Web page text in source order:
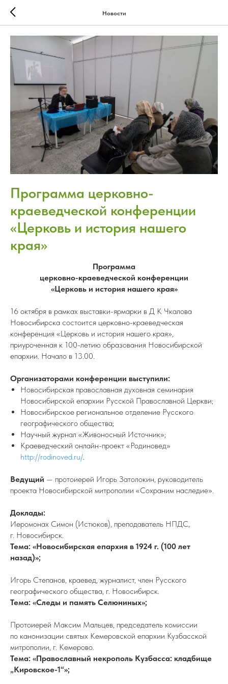
Новости
Программа церковно-
краеведческой конференции
«Церковь и история нашего
края»
Программа
церковно-краеведческой конференции
«Церковь и история нашего края»
16 октября в рамках выставки-ярмарки в Д К Чкалова
Новосибирска состоится церковно-краеведческая
конференция «Церковь и история нашего края»,
приуроченная к 100-летию образования Новосибирской
епархии. Начало в 13.00.
Организаторами конференции выступили:
Новосибирская православная духовная семинария
Новосибирской епархии Русской Православной Церкви;
Новосибирское региональное отделение Русского
географического общества;
Научный журнал «Живоносный Источник»;
Краеведческий онлайн-проект «Родиновед»
http://rodinoved.ru/.
Ведущий — протоиерей Игорь Затолокин, руководитель
проекта Новосибирской митрополии «Сохраним наследие».
Доклады:
Иеромонах Симон (Истюков), преподаватель НПДС,
г. Новосибирск.
Тема: «Новосибирская епархия в 1924 г. (100 лет
назад)»;
Игорь Степанов, краевед, журналист, член Русского
географического общества, г. Новосибирск.
Тема: «Следы и память Селюниных»;
Протоиерей Максим Мальцев, председатель комиссии
по канонизации святых Кемеровской епархии Кузбасской
митрополии, г. Кемерово.
Тема: «Православный некрополь Кузбасса: кладбище
„Кировское-1“»;